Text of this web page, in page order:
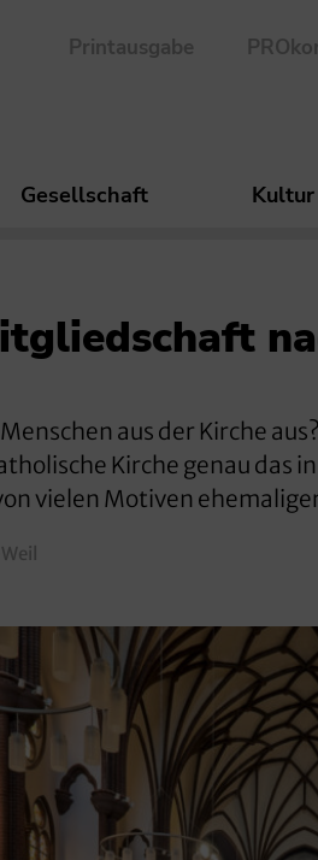
Printausgabe
Gesellschaft Kultur
aus der Kirche
Kirche genau das
vielen Motiven